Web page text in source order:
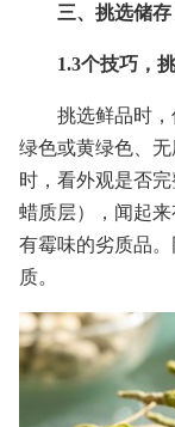
三、挑选储
1.3个技巧，
挑选鲜品时
绿色或黄绿色、
时，看外观是否
蜡质层），闻起来
有霉味的劣质品
质。